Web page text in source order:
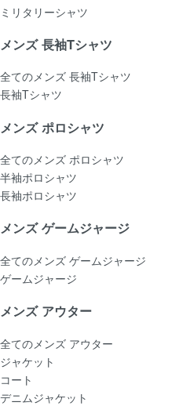
ミリタリーシャツ
メンズ 長袖Tシャツ
全てのメンズ 長袖Tシャツ
長袖Tシャツ
メンズ ポロシャツ
全てのメンズ ポロシャツ
半袖ポロシャツ
長袖ポロシャツ
メンズ ゲームジャージ
全てのメンズ ゲームジャージ
ゲームジャージ
メンズ アウター
全てのメンズ アウター
ジャケット
コート
デニムジャケット